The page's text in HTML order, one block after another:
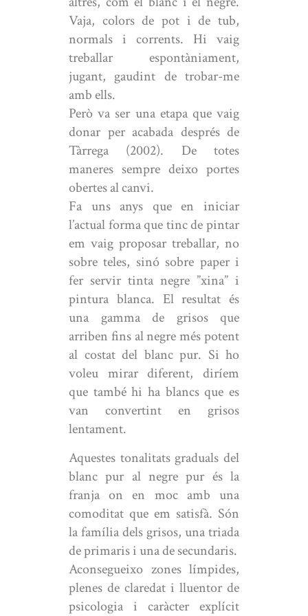
Vaja, colors de pot i de tub,
normals i corrents. Hi vaig
treballar espontàniament,
jugant, gaudint de trobar-me
amb ells.
Però va ser una etapa que vaig
donar per acabada després de
Tàrrega (2002). De totes
maneres sempre deixo portes
obertes al canvi.
Fa uns anys que en iniciar
l’actual forma que tinc de pintar
em vaig proposar treballar, no
sobre teles, sinó sobre paper i
fer servir tinta negre ”xina” i
pintura blanca. El resultat és
una gamma de grisos que
arriben fins al negre més potent
al costat del blanc pur. Si ho
voleu mirar diferent, diríem
que també hi ha blancs que es
van convertint en grisos
lentament.
Aquestes tonalitats graduals del
blanc pur al negre pur és la
franja on en moc amb una
comoditat que em satisfà. Són
la família dels grisos, una triada
de primaris i una de secundaris.
Aconsegueixo zones límpides,
plenes de claredat i lluentor de
psicologia i caràcter explícit